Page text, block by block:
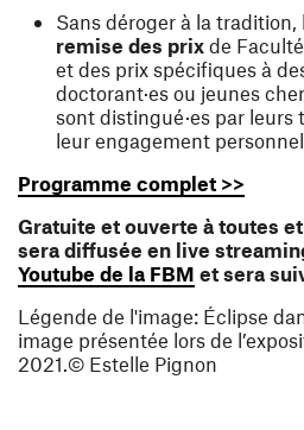
Sans déroger à la tradition,
remise des prix de
et des prix spécifiques à
doctorant·es ou jeunes
sont distingué·es par
leur engagement
Programme complet >>(ouvre
Gratuite et ouverte à toutes
sera diffusée en live
Youtube de la FBM (ouvre une
et sera
Légende de l'image: Éclipse
image présentée lors de
2021.© Estelle Pignon